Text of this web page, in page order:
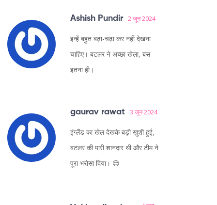
Ashish Pundir 2 जून 2024
इन्हें बहुत बढ़ा-चढ़ा कर नहीं देखना
चाहिए। बटलर ने अच्छा खेला, बस
इतना ही।
gaurav rawat 3 जून 2024
इंग्लैंड का खेल देखके बड़ी खुशी हुई,
बटलर की पारी शानदार थी और टीम ने
पूरा भरोसा दिया। 😊